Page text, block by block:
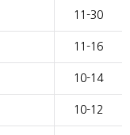
11-30
11-16
10-14
10-12